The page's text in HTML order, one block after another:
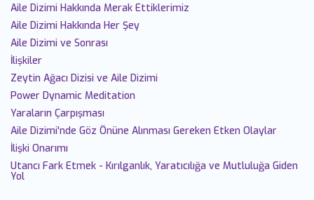
Aile Dizimi Hakkında Merak Ettiklerimiz
Aile Dizimi Hakkında Her Şey
Aile Dizimi ve Sonrası
İlişkiler
Zeytin Ağacı Dizisi ve Aile Dizimi
Power Dynamic Meditation
Yaraların Çarpışması
Aile Dizimi'nde Göz Önüne Alınması Gereken Etken Olaylar
İlişki Onarımı
Utancı Fark Etmek - Kırılganlık, Yaratıcılığa ve Mutluluğa Giden
Yol